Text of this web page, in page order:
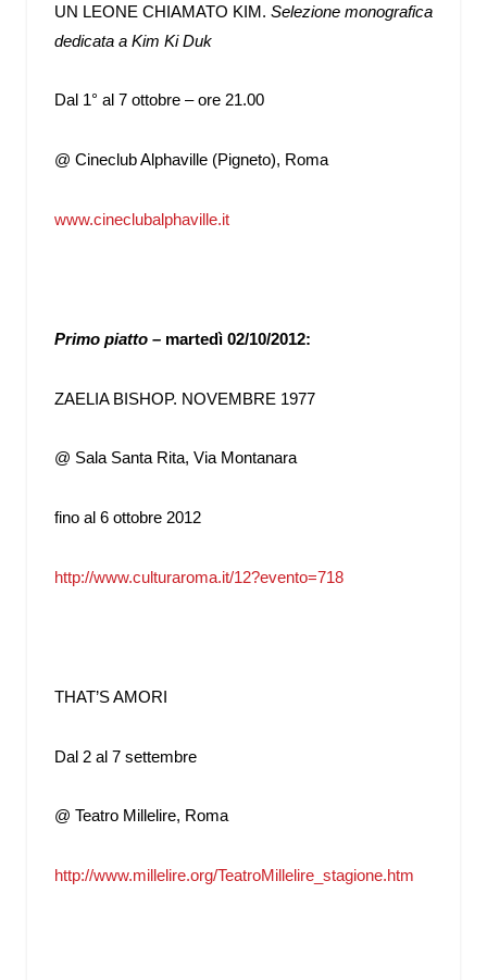
UN LEONE CHIAMATO KIM. Selezione monografica
dedicata a Kim Ki Duk
Dal 1° al 7 ottobre – ore 21.00
@ Cineclub Alphaville (Pigneto), Roma
www.cineclubalphaville.it
Primo piatto – martedì 02/10/2012:
ZAELIA BISHOP. NOVEMBRE 1977
@ Sala Santa Rita, Via Montanara
fino al 6 ottobre 2012
http://www.culturaroma.it/12?evento=718
THAT’S AMORI
Dal 2 al 7 settembre
@ Teatro Millelire, Roma
http://www.millelire.org/TeatroMillelire_stagione.htm